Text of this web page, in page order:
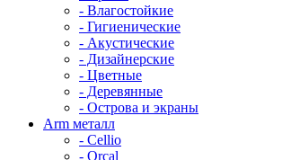
- Влагостойкие
- Гигиенические
- Акустические
- Дизайнерские
- Цветные
- Деревянные
- Острова и экраны
Arm металл
- Cellio
- Orcal